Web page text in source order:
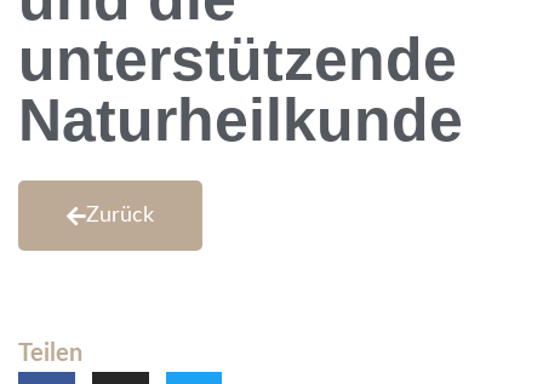
unterstützende
Naturheilkunde
Zurück
Teilen